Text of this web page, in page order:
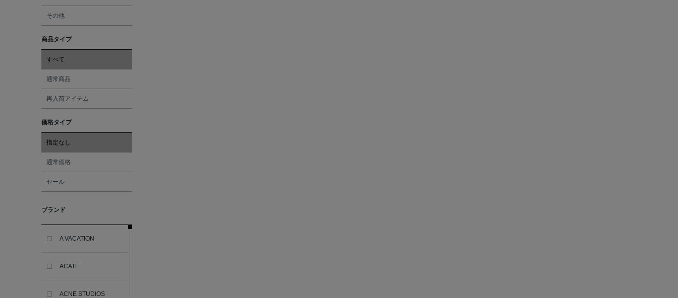
その他
商品タイプ
すべて
通常商品
再入荷アイテム
価格タイプ
指定なし
通常価格
セール
ブランド
A VACATION
ACATE
ACNE STUDIOS